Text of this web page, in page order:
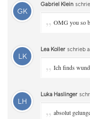
GK
Gabriel Klein
„ OMG you so
LK
Lea Koller schrieb
„ Ich finds
LH
Luka Haslinger
„ absolut